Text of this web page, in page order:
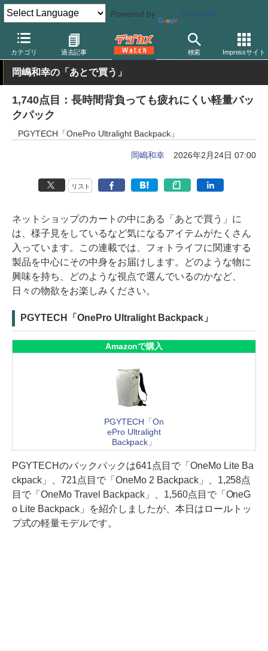
Powered by Translate
カテゴリ 過去記事 検索 Impressサイト
デジカメ Watch 撮影用品 カメラバッグ
岡嶋和幸の「あとで買う」
1,740点目：長時間背負っても疲れにくい軽量バッ
クパック
PGYTECH「OnePro Ultralight Backpack」
岡嶋和幸 2026年2月24日 07:00
リスト
ネットショップのカートの中にある「あとで買う」に
は、様子見をしているなど気になるアイテムがたくさん
入っています。この連載では、フォトライフに関連する
製品を中心にその中身をお届けします。どのような物に
興味を持ち、どのような視点で選んでいるのかなど、
日々の物欲をお楽しみください。
PGYTECH「OnePro Ultralight Backpack」
Amazonで購入
PGYTECH「On
ePro Ultralight
Backpack」
PGYTECHのバックパックは641点目で「OneMo Lite Ba
ckpack」、721点目で「OneMo 2 Backpack」、1,258点
目で「OneMo Travel Backpack」、1,560点目で「OneG
o Lite Backpack」を紹介しましたが、本日はロールトッ
プ式の軽量モデルです。